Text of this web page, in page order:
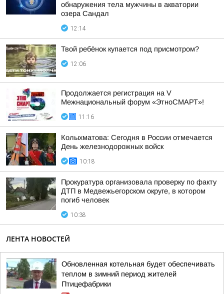
обнаружения тела мужчины в акватории
озера Сандал
12:14
Твой ребёнок купается под присмотром?
12:06
Продолжается регистрация на V
Межнациональный форум «ЭтноСМАРТ»!
11:16
Колыхматова: Сегодня в России отмечается
День железнодорожных войск
10:18
Прокуратура организовала проверку по факту
ДТП в Медвежьегорском округе, в котором
погиб человек
10:38
ЛЕНТА НОВОСТЕЙ
Обновленная котельная будет обеспечивать
теплом в зимний период жителей
Птицефабрики